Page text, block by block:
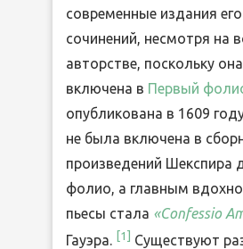
современные издания
сочинений, несмотря на
авторстве, поскольку
включена в Первый
опубликована в 1609
не была включена в
произведений Шекспира
фолио, а главным
пьесы стала «Confessio
Гауэра. [1 ] Существуют